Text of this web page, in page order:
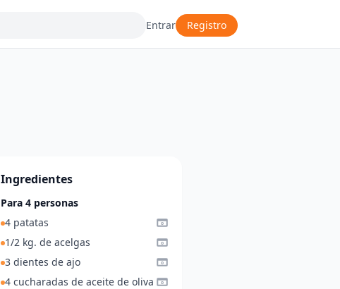
Entrar Registro
Ingredientes
Para 4 personas
4 patatas
1/2 kg. de acelgas
3 dientes de ajo
4 cucharadas de aceite de oliva